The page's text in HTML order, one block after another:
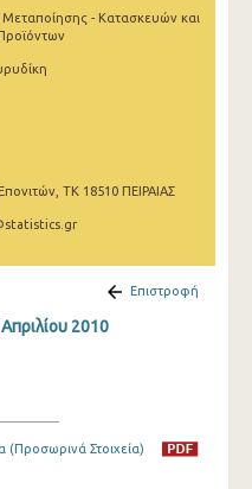
- Κατασκευών και
ΤΚ 18510 ΠΕΙΡΑΙΑΣ
Επιστροφή
2010
(Προσωρινά Στοιχεία)